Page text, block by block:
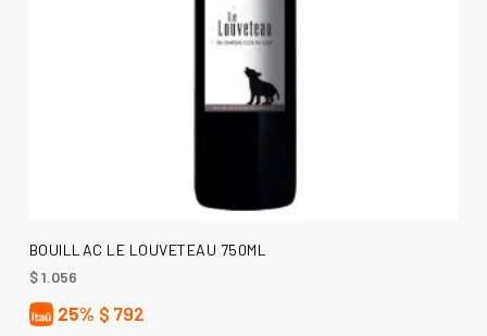
AÑADIR AL CARRITO
BOUILLAC LE LOUVETEAU 750ML
$1.056
25% $ 792